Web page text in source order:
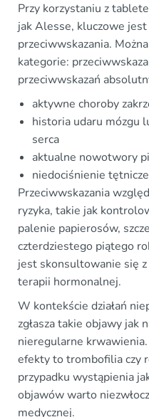
Przy korzystaniu z
jak Alesse, kluczowe
przeciwwskazania.
kategorie:
przeciwwskazań
aktywne choroby
historia udaru mózgu
serca
aktualne nowotwory
niedociśnienie tętnicze
Przeciwwskazania
ryzyka, takie jak
palenie papierosów,
czterdziestego piątego
jest skonsultowanie się
terapii hormonalnej.
W kontekście działań
zgłasza takie objawy jak
nieregularne
efekty to trombofilia czy
przypadku wystąpienia
objawów warto
medycznej.